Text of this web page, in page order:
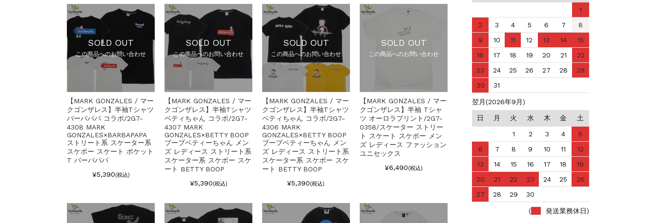
SOLD OUT
この商品へのお問い合わせ
【MARK GONZALES / マー
クゴンザレス】半袖Tシャツ
バーバパパ コラボ/2G7-
4308 MARK
GONZALES×BARBAPAPA
ストリート系 スケーター系
スケボー スケート ポケット
T バーバパパ
¥5,390(税込)
SOLD OUT
この商品へのお問い合わせ
【MARK GONZALES / マー
クゴンザレス】半袖Tシャツ
ベティちゃん コラボ/2G7-
4307 MARK
GONZALES×BETTY BOOP
ブープベティーちゃん メン
ズ レディース ストリート系
スケーター系 スケボー スケ
ート BETTY BOOP
¥5,390(税込)
SOLD OUT
この商品へのお問い合わせ
【MARK GONZALES / マー
クゴンザレス】半袖Tシャツ
ベティちゃん コラボ/2G7-
4306 MARK
GONZALES×BETTY BOOP
ブープベティーちゃん メン
ズ レディース ストリート系
スケーター系 スケボー スケ
ート BETTY BOOP
¥5,390(税込)
SOLD OUT
この商品へのお問い合わせ
【MARK GONZALES / マー
クゴンザレス】半袖 Tシャ
ツ オーロラプリント/2G7-
0358/スケーター ストリー
ト スケート スケボー メン
ズ レディース ファッション
ユニセックス
¥6,490(税込)
1
2
3 4 5 6 7
8
9
10 11 12 13 14
15
16
17 18 19 20 21
22
23
24 25 26 27 28
29
30
31
翌月(2026年9月)
日 月 火 水 木 金 土
1 2 3 4
5
6
7 8 9 10 11
12
13
14 15 16 17 18
19
20
21 22 23 24 25
26
27
28 29 30
( 発送業務休日)